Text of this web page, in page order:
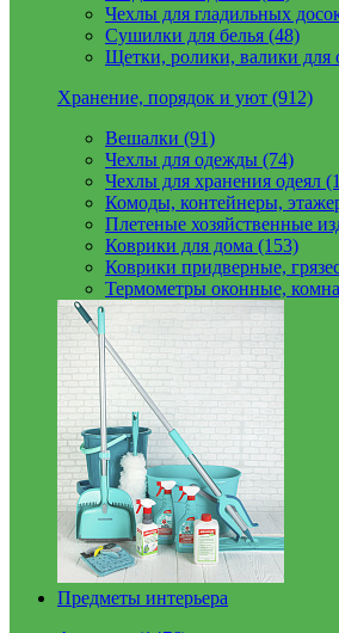
Чехлы для гладильных
Сушилки для белья (48)
Щетки, ролики, валики для
Хранение, порядок и уют (912)
Вешалки (91)
Чехлы для одежды (74)
Чехлы для хранения одеял
Комоды, контейнеры,
Плетеные хозяйственные
Коврики для дома (153)
Коврики придверные,
Термометры оконные,
Предметы интерьера